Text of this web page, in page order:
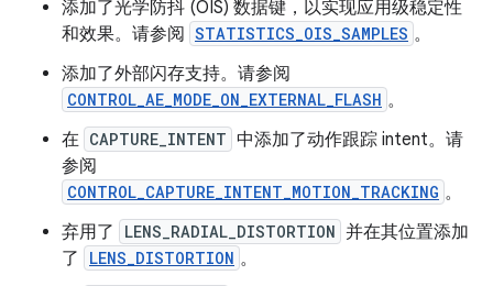
添加了光学防抖 (OIS) 数据键，以实现应用级稳定性
和效果。请参阅 STATISTICS_OIS_SAMPLES 。
添加了外部闪存支持。请参阅
CONTROL_AE_MODE_ON_EXTERNAL_FLASH 。
在 CAPTURE_INTENT 中添加了动作跟踪 intent。请
参阅
CONTROL_CAPTURE_INTENT_MOTION_TRACKING 。
弃用了
LENS_RADIAL_DISTORTION 并在其位置添加
了
LENS_DISTORTION 。